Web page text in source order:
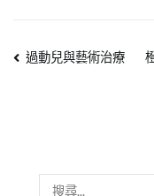
過動兒與藝術治療